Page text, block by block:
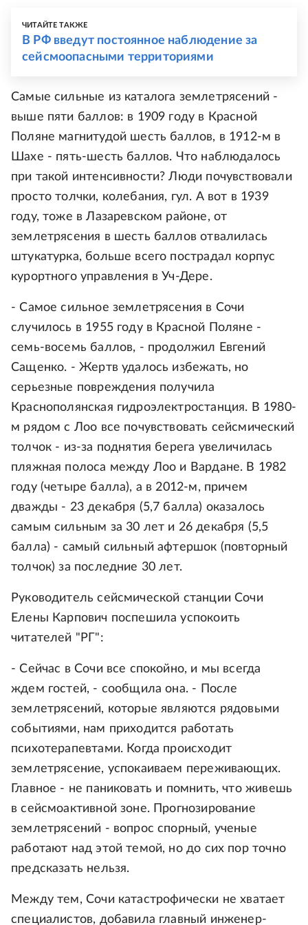
ЧИТАЙТЕ ТАКЖЕ
В РФ введут постоянное наблюдение за
сейсмоопасными территориями
Самые сильные из каталога землетрясений -
выше пяти баллов: в 1909 году в Красной
Поляне магнитудой шесть баллов, в 1912-м в
Шахе - пять-шесть баллов. Что наблюдалось
при такой интенсивности? Люди почувствовали
просто толчки, колебания, гул. А вот в 1939
году, тоже в Лазаревском районе, от
землетрясения в шесть баллов отвалилась
штукатурка, больше всего пострадал корпус
курортного управления в Уч-Дере.
- Самое сильное землетрясения в Сочи
случилось в 1955 году в Красной Поляне -
семь-восемь баллов, - продолжил Евгений
Сащенко. - Жертв удалось избежать, но
серьезные повреждения получила
Краснополянская гидроэлектростанция. В 1980-
м рядом с Лоо все почувствовать сейсмический
толчок - из-за поднятия берега увеличилась
пляжная полоса между Лоо и Вардане. В 1982
году (четыре балла), а в 2012-м, причем
дважды - 23 декабря (5,7 балла) оказалось
самым сильным за 30 лет и 26 декабря (5,5
балла) - самый сильный афтершок (повторный
толчок) за последние 30 лет.
Руководитель сейсмической станции Сочи
Елены Карпович поспешила успокоить
читателей "РГ":
- Сейчас в Сочи все спокойно, и мы всегда
ждем гостей, - сообщила она. - После
землетрясений, которые являются рядовыми
событиями, нам приходится работать
психотерапевтами. Когда происходит
землетрясение, успокаиваем переживающих.
Главное - не паниковать и помнить, что живешь
в сейсмоактивной зоне. Прогнозирование
землетрясений - вопрос спорный, ученые
работают над этой темой, но до сих пор точно
предсказать нельзя.
Между тем, Сочи катастрофически не хватает
специалистов, добавила главный инженер-